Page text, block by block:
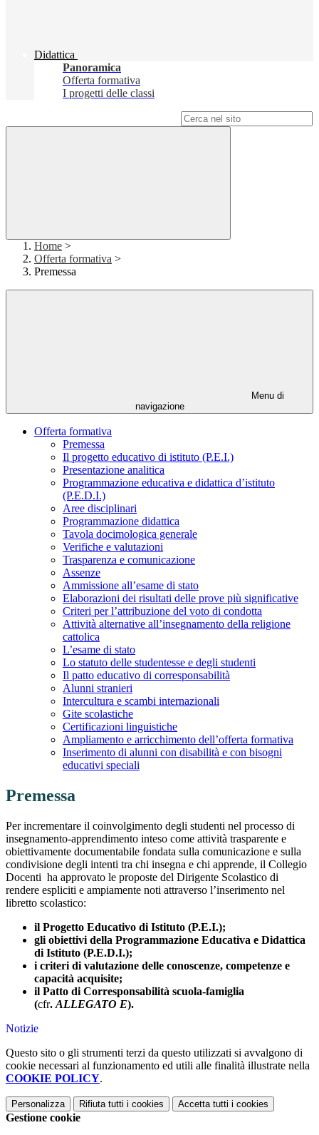
Didattica
Panoramica
Offerta formativa
I progetti delle classi
Home >
Offerta formativa >
Premessa
Menu di
navigazione
Offerta formativa
Premessa
Il progetto educativo di istituto (P.E.I.)
Presentazione analitica
Programmazione educativa e didattica d’istituto
(P.E.D.I.)
Aree disciplinari
Programmazione didattica
Tavola docimologica generale
Verifiche e valutazioni
Trasparenza e comunicazione
Assenze
Ammissione all’esame di stato
Elaborazioni dei risultati delle prove più significative
Criteri per l’attribuzione del voto di condotta
Attività alternative all’insegnamento della religione
cattolica
L’esame di stato
Lo statuto delle studentesse e degli studenti
Il patto educativo di corresponsabilità
Alunni stranieri
Intercultura e scambi internazionali
Gite scolastiche
Certificazioni linguistiche
Ampliamento e arricchimento dell’offerta formativa
Inserimento di alunni con disabilità e con bisogni
educativi speciali
Premessa
Per incrementare il coinvolgimento degli studenti nel processo di
insegnamento-apprendimento inteso come attività trasparente e
obiettivamente documentabile fondata sulla comunicazione e sulla
condivisione degli intenti tra chi insegna e chi apprende, il Collegio
Docenti ha approvato le proposte del Dirigente Scolastico di
rendere espliciti e ampiamente noti attraverso l’inserimento nel
libretto scolastico:
il Progetto Educativo di Istituto (P.E.I.);
gli obiettivi della Programmazione Educativa e Didattica
di Istituto (P.E.D.I.);
i criteri di valutazione delle conoscenze, competenze e
capacità acquisite;
il Patto di Corresponsabilità scuola-famiglia
(cfr. ALLEGATO E).
Notizie
Questo sito o gli strumenti terzi da questo utilizzati si avvalgono di
cookie necessari al funzionamento ed utili alle finalità illustrate nella
COOKIE POLICY.
Personalizza Rifiuta tutti i cookies Accetta tutti i cookies
Gestione cookie